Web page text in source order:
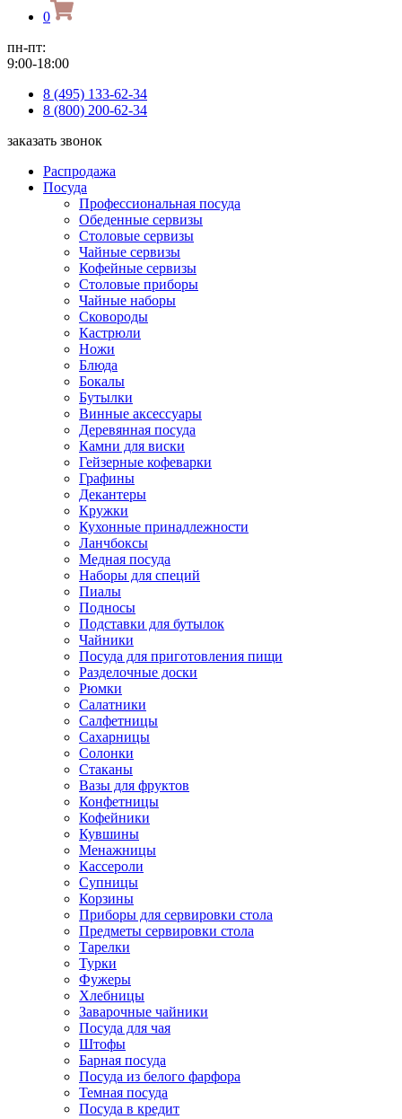
0
пн-пт:
9:00-18:00
8 (495) 133-62-34
8 (800) 200-62-34
заказать звонок
Распродажа
Посуда
Профессиональная посуда
Обеденные сервизы
Столовые сервизы
Чайные сервизы
Кофейные сервизы
Столовые приборы
Чайные наборы
Сковороды
Кастрюли
Ножи
Блюда
Бокалы
Бутылки
Винные аксессуары
Деревянная посуда
Камни для виски
Гейзерные кофеварки
Графины
Декантеры
Кружки
Кухонные принадлежности
Ланчбоксы
Медная посуда
Наборы для специй
Пиалы
Подносы
Подставки для бутылок
Чайники
Посуда для приготовления пищи
Разделочные доски
Рюмки
Салатники
Салфетницы
Сахарницы
Солонки
Стаканы
Вазы для фруктов
Конфетницы
Кофейники
Кувшины
Менажницы
Кассероли
Супницы
Корзины
Приборы для сервировки стола
Предметы сервировки стола
Тарелки
Турки
Фужеры
Хлебницы
Заварочные чайники
Посуда для чая
Штофы
Барная посуда
Посуда из белого фарфора
Темная посуда
Посуда в кредит